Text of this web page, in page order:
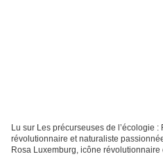
Lu sur Les précurseuses de l’écologie
révolutionnaire et naturaliste
Rosa Luxemburg, icône